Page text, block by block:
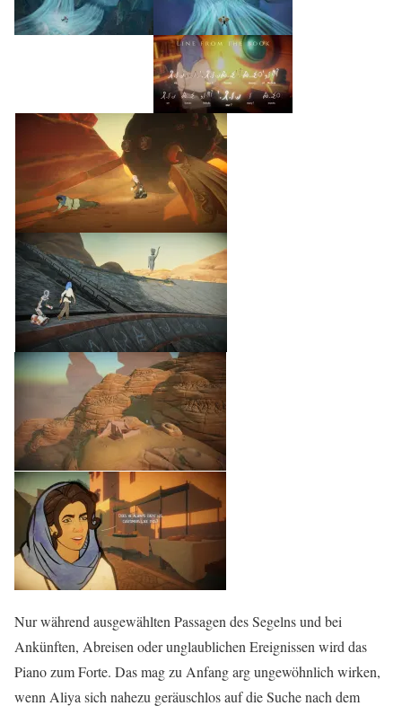
Nur während ausgewählten Passagen des Segelns und bei
Ankünften, Abreisen oder unglaublichen Ereignissen wird das
Piano zum Forte. Das mag zu Anfang arg ungewöhnlich wirken,
wenn Aliya sich nahezu geräuschlos auf die Suche nach dem